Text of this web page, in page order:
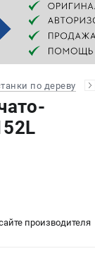
по дереву
производителя